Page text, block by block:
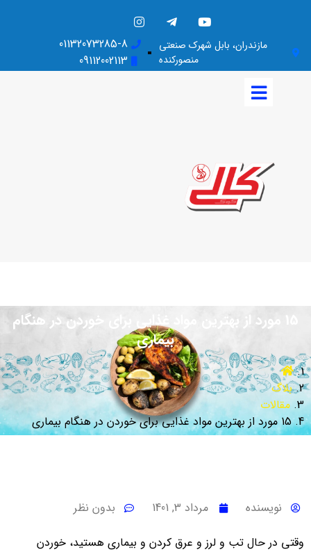
مازندران، بابل شهرک صنعتی
منصورکنده
01132073285-8
09112002113
15 مورد از بهترین مواد غذایی برای خوردن در هنگام
بیماری
بلاگ
مقالات
15 مورد از بهترین مواد غذایی برای خوردن در هنگام بیماری
نویسنده مرداد 3, 1401
بدون نظر
وقتی در حال تب و لرز و عرق کردن و بیماری هستید، خوردن